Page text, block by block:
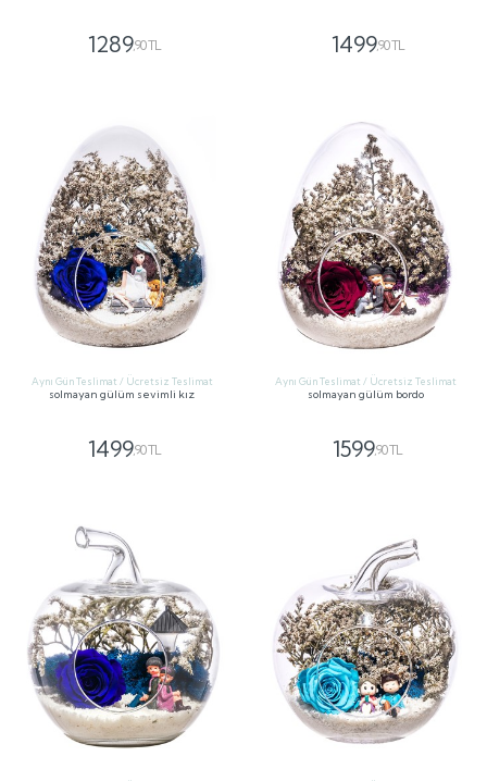
1289,90 TL 1499,90 TL
Aynı Gün Teslimat / Ücretsiz Teslimat
solmayan gülüm sevimli kız
1499,90 TL
Aynı Gün Teslimat / Ücretsiz Teslimat
solmayan gülüm bordo
1599,90 TL